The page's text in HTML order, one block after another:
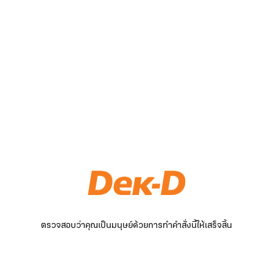
ตรวจสอบว่าคุณเป็นมนุษย์ด้วยการทำคำสั่งนี้ให้เสร็จสิ้น